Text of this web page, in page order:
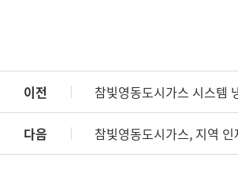
이전 참빛영동도시가스 시스템
다음 참빛영동도시가스, 지역